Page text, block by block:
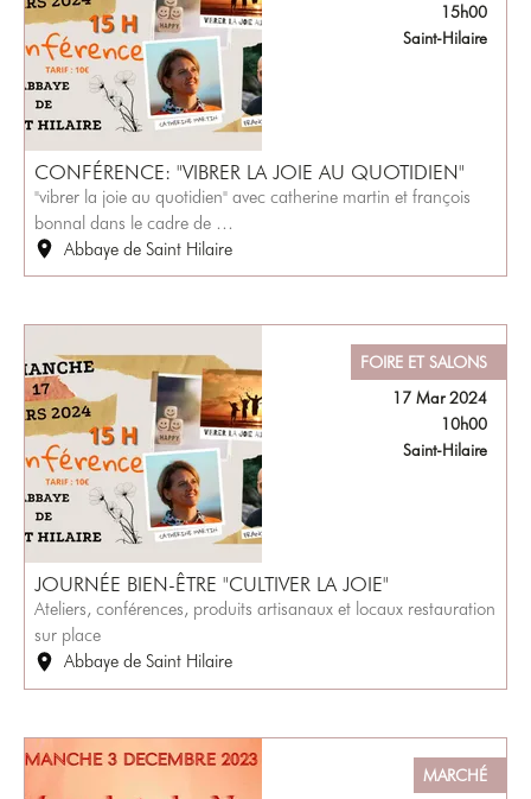
15h00
Saint-Hilaire
CONFÉRENCE: "VIBRER LA JOIE AU QUOTIDIEN"
"vibrer la joie au quotidien" avec catherine martin et françois
bonnal dans le cadre de …
Abbaye de Saint Hilaire
FOIRE ET SALONS
17 Mar 2024
10h00
Saint-Hilaire
JOURNÉE BIEN-ÊTRE "CULTIVER LA JOIE"
Ateliers, conférences, produits artisanaux et locaux restauration
sur place
Abbaye de Saint Hilaire
MARCHÉ